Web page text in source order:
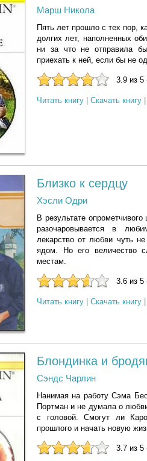
Марш Никола
Пять лет прошло с тех пор,
долгих лет, наполненных
ни за что не отправила
приехать к ней, если бы не
3.9 из 5
Читать книгу Скачать книгу
Близко к сердцу
Хэсли Одри
В результате
разочаровывается в
лекарство от любви чуть
ядом. Но его величество
местам.
3.6 из 5
Читать книгу Скачать книгу
Блондинка и
Сэндс Чарлин
Нанимая на работу Сэма
Портман и не думала о
с головой. Смогут ли
прошлого и начать новую
3.7 из 5